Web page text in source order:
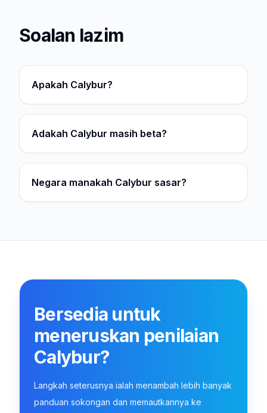
Soalan lazim
Apakah Calybur?
Adakah Calybur masih beta?
Negara manakah Calybur sasar?
Bersedia untuk
meneruskan penilaian
Calybur?
Langkah seterusnya ialah menambah lebih banyak
panduan sokongan dan memautkannya ke